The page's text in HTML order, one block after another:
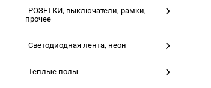
РОЗЕТКИ, выключатели, рамки,
прочее
Светодиодная лента, неон
Теплые полы